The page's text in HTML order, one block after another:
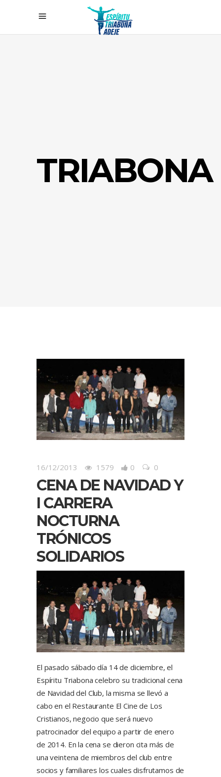
TRIABONA
16/12/2013 1579 0 0
CENA DE NAVIDAD Y
I CARRERA
NOCTURNA
TRÓNICOS
SOLIDARIOS
El pasado sábado día 14 de diciembre, el
Espíritu Triabona celebro su tradicional cena
de Navidad del Club, la misma se llevó a
cabo en el Restaurante El Cine de Los
Cristianos, negocio que será nuevo
patrocinador del equipo a partir de enero
de 2014. En la cena se dieron cita más de
una veintena de miembros del club entre
socios y familiares los cuales disfrutamos de